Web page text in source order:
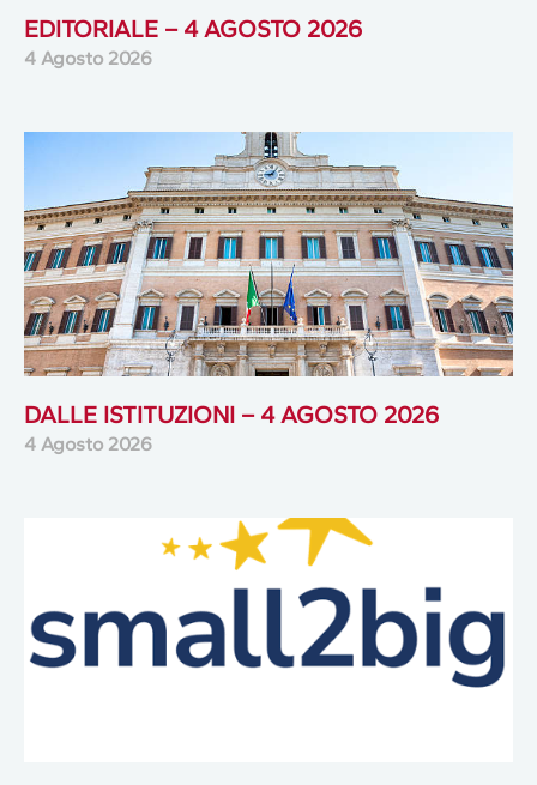
EDITORIALE – 4 AGOSTO 2026
4 Agosto 2026
DALLE ISTITUZIONI – 4 AGOSTO 2026
4 Agosto 2026